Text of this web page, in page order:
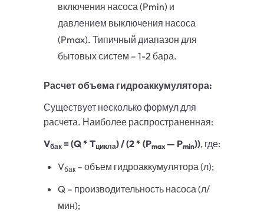
включения насоса (Pmin) и
давлением выключения насоса
(Pmax). Типичный диапазон для
бытовых систем – 1-2 бара.
Расчет объема гидроаккумулятора:
Существует несколько формул для
расчета. Наиболее распространенная:
Vбак = (Q * Tцикла) / (2 * (Pmax — Pmin)), где:
Vбак – объем гидроаккумулятора (л);
Q – производительность насоса (л/
мин);